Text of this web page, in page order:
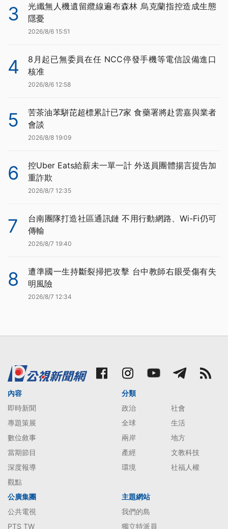
3
光纖無人機遺留纜線遍布森林 烏克蘭指控造成生態
隱憂
2026/8/6 15:51
4
8月起已無委員在任 NCC停發手機等電信設備進口
核准
2026/8/6 12:58
5
苦茶油苯駢芘超標累計已7家 食藥署將赴雲嘉與業者
會談
2026/8/8 19:09
6
控Uber Eats給薪未一單一計 外送員團體揚言提告加
重詐欺
2026/8/7 12:35
7
台南團隊打造社區通訊鏈 不用行動網路、Wi-Fi仍可
傳輸
2026/8/7 19:40
8
遭準國一生持斷裂掃把攻擊 台中教師右眼受傷有失
明風險
2026/8/7 12:34
內容
即時新聞
專題策展
數位敘事
當期節目
深度報導
觀點
分類
政治
社會
全球
生活
兩岸
地方
產經
文教科技
環境
社福人權
公廣集團
公共電視
PTS TW
主題網站
我們的島
獨立特派員